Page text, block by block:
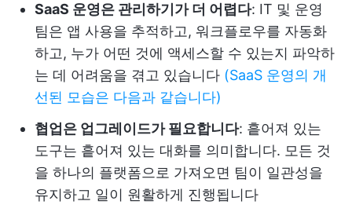
SaaS 운영은 관리하기가 더 어렵다: IT 및 운영
팀은 앱 사용을 추적하고, 워크플로우를 자동화
하고, 누가 어떤 것에 액세스할 수 있는지 파악하
는 데 어려움을 겪고 있습니다 (SaaS 운영의 개
선된 모습은 다음과 같습니다)
협업은 업그레이드가 필요합니다: 흩어져 있는
도구는 흩어져 있는 대화를 의미합니다. 모든 것
을 하나의 플랫폼으로 가져오면 팀이 일관성을
유지하고 일이 원활하게 진행됩니다